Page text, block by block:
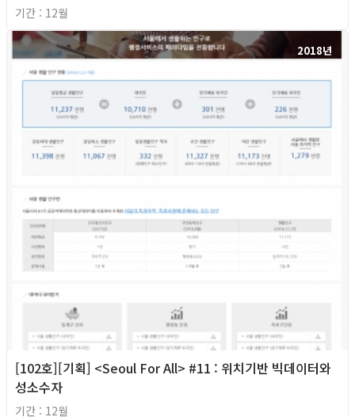
기간 : 12월
2018년
[102호][기획] <Seoul For All> #11 : 위치기반 빅데이터와
성소수자
기간 : 12월